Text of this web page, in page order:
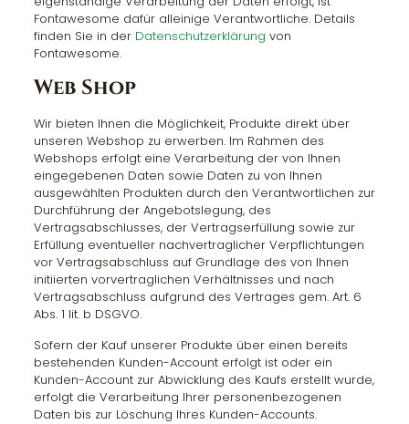
Fontawesome dafür alleinige Verantwortliche. Details
finden Sie in der Datenschutzerklärung von
Fontawesome.
Web Shop
Wir bieten Ihnen die Möglichkeit, Produkte direkt über
unseren Webshop zu erwerben. Im Rahmen des
Webshops erfolgt eine Verarbeitung der von Ihnen
eingegebenen Daten sowie Daten zu von Ihnen
ausgewählten Produkten durch den Verantwortlichen zur
Durchführung der Angebotslegung, des
Vertragsabschlusses, der Vertragserfüllung sowie zur
Erfüllung eventueller nachvertraglicher Verpflichtungen
vor Vertragsabschluss auf Grundlage des von Ihnen
initiierten vorvertraglichen Verhältnisses und nach
Vertragsabschluss aufgrund des Vertrages gem. Art. 6
Abs. 1 lit. b DSGVO.
Sofern der Kauf unserer Produkte über einen bereits
bestehenden Kunden-Account erfolgt ist oder ein
Kunden-Account zur Abwicklung des Kaufs erstellt wurde,
erfolgt die Verarbeitung Ihrer personenbezogenen
Daten bis zur Löschung Ihres Kunden-Accounts.